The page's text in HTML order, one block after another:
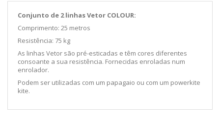
Conjunto de 2 linhas Vetor COLOUR:
Comprimento: 25 metros
Resistência: 75 kg
As linhas Vetor são pré-esticadas e têm cores diferentes
consoante a sua resistência. Fornecidas enroladas num
enrolador.
Podem ser utilizadas com um papagaio ou com um powerkite
kite.